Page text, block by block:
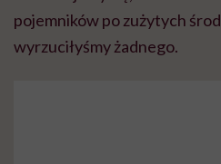
pojemników po zużytych
wyrzuciłyśmy żadnego.